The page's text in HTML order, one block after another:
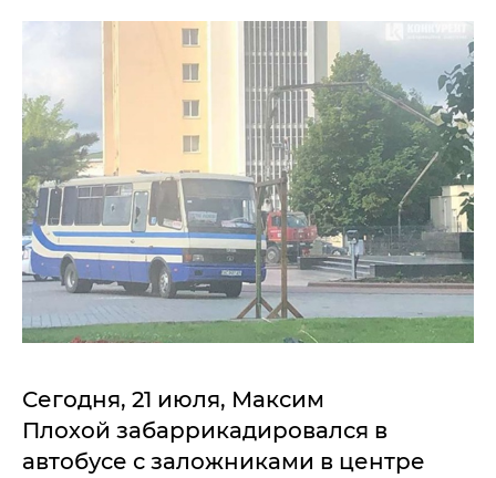
Сегодня, 21 июля, Максим
Плохой забаррикадировался в
автобусе с заложниками в центре